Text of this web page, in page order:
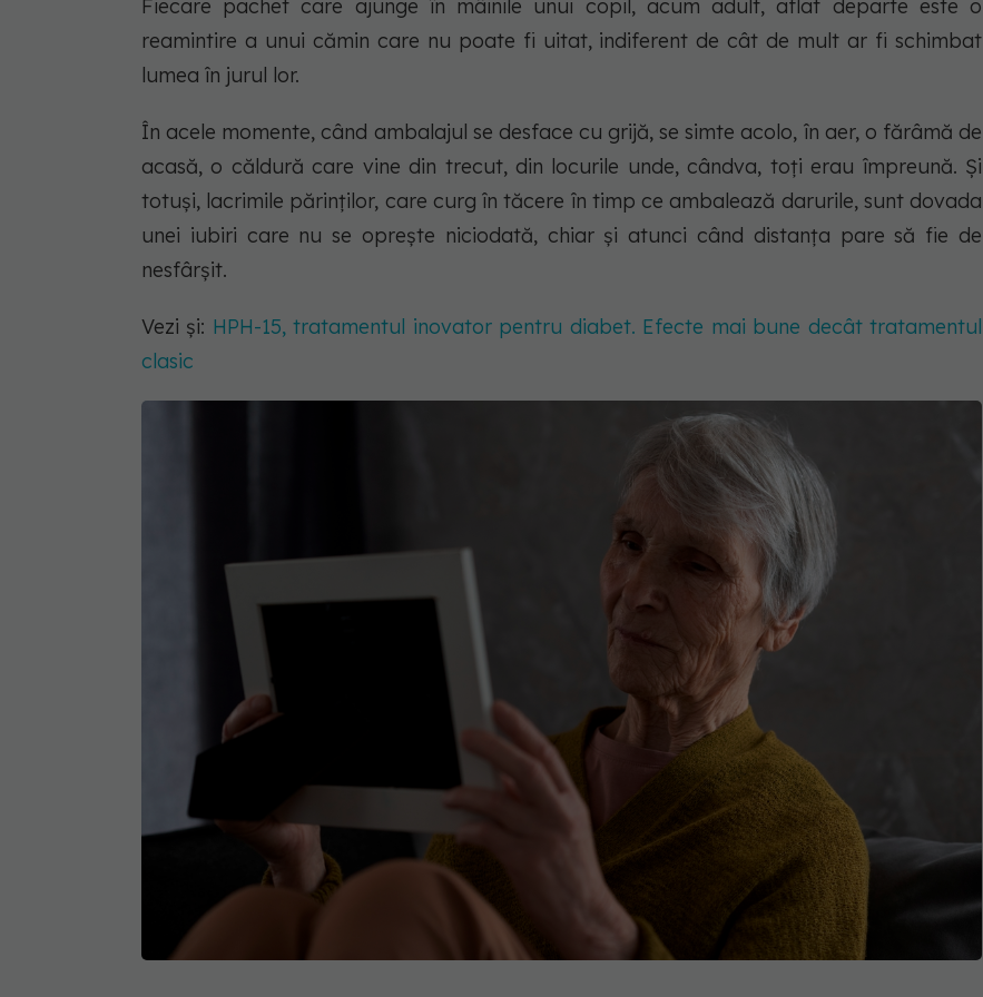
Fiecare pachet care ajunge în mâinile unui copil, acum adult, aflat departe este o
reamintire a unui cămin care nu poate fi uitat, indiferent de cât de mult ar fi schimbat
lumea în jurul lor.
În acele momente, când ambalajul se desface cu grijă, se simte acolo, în aer, o fărâmă de
acasă, o căldură care vine din trecut, din locurile unde, cândva, toți erau împreună. Și
totuși, lacrimile părinților, care curg în tăcere în timp ce ambalează darurile, sunt dovada
unei iubiri care nu se oprește niciodată, chiar și atunci când distanța pare să fie de
nesfârșit.
Vezi și: HPH-15, tratamentul inovator pentru diabet. Efecte mai bune decât tratamentul
clasic